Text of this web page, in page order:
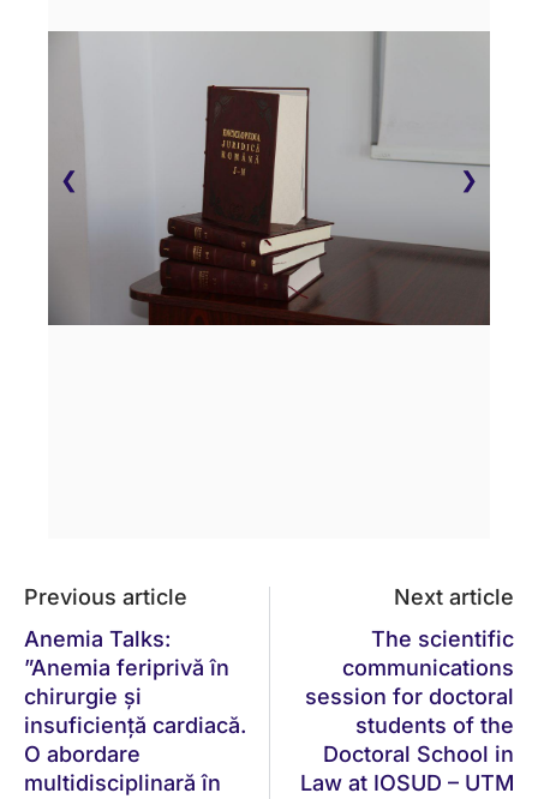
❮ ❯
Previous article
Anemia Talks:
”Anemia feriprivă în
chirurgie și
insuficiență cardiacă.
O abordare
multidisciplinară în
Next article
The scientific
communications
session for doctoral
students of the
Doctoral School in
Law at IOSUD – UTM